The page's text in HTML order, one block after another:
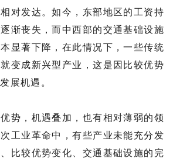
对发达。如今，东部地区的工资持
渐丧失，而中西部的交通基础设施
显著下降，在此情况下，一些传统
变成新兴型产业，这是因比较优势
展机遇。
势，机遇叠加，也有相对薄弱的领
工业革命中，有些产业未能充分发
比较优势变化、交通基础设施的完